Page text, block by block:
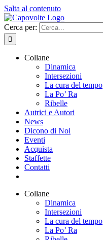
Salta al contenuto
Cerca per:
Collane
Dinamica
Intersezioni
La cura del tempo
La Po’ Ra
Ribelle
Autrici e Autori
News
Dicono di Noi
Eventi
Acquista
Staffette
Contatti
Collane
Dinamica
Intersezioni
La cura del tempo
La Po’ Ra